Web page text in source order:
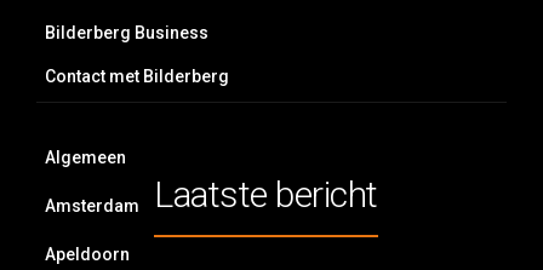
Bilderberg Business
Contact met Bilderberg
Algemeen
Amsterdam
Apeldoorn
Laatste bericht